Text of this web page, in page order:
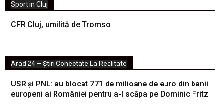
Sport in Cluj
CFR Cluj, umilită de Tromso
Arad 24 – Știri Conectate La Realitate
USR și PNL: au blocat 771 de milioane de euro din banii
europeni ai României pentru a-l scăpa pe Dominic Fritz